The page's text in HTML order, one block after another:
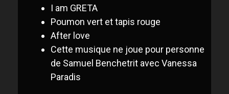
I am GRETA
Poumon vert et tapis rouge
After love
Cette musique ne joue pour personne
de Samuel Benchetrit avec Vanessa
Paradis